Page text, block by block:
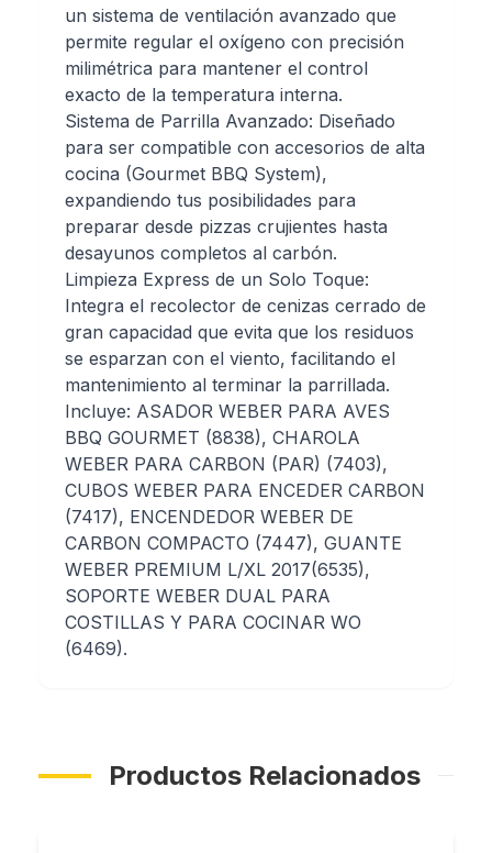
un sistema de ventilación avanzado que
permite regular el oxígeno con precisión
milimétrica para mantener el control
exacto de la temperatura interna.
Sistema de Parrilla Avanzado: Diseñado
para ser compatible con accesorios de alta
cocina (Gourmet BBQ System),
expandiendo tus posibilidades para
preparar desde pizzas crujientes hasta
desayunos completos al carbón.
Limpieza Express de un Solo Toque:
Integra el recolector de cenizas cerrado de
gran capacidad que evita que los residuos
se esparzan con el viento, facilitando el
mantenimiento al terminar la parrillada.
Incluye: ASADOR WEBER PARA AVES
BBQ GOURMET (8838), CHAROLA
WEBER PARA CARBON (PAR) (7403),
CUBOS WEBER PARA ENCEDER CARBON
(7417), ENCENDEDOR WEBER DE
CARBON COMPACTO (7447), GUANTE
WEBER PREMIUM L/XL 2017(6535),
SOPORTE WEBER DUAL PARA
COSTILLAS Y PARA COCINAR WO
(6469).
Productos Relacionados